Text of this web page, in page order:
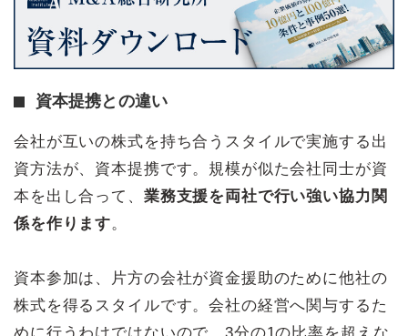
資本提携との違い
会社が互いの株式を持ち合うスタイルで実施する出
資方法が、資本提携です。規模が似た会社同士が資
本を出し合って、 業務支援を両社で行い強い協力関
係を作ります。
資本参加は、片方の会社が資金援助のために他社の
株式を得るスタイルです。会社の経営へ関与するた
めに行うわけではないので、3分の1の比率を超えな